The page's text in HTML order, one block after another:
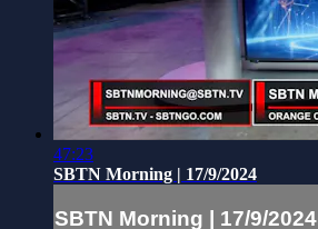
47:23
SBTN Morning | 17/9/2024
SBTN Morning | 17/9/2024